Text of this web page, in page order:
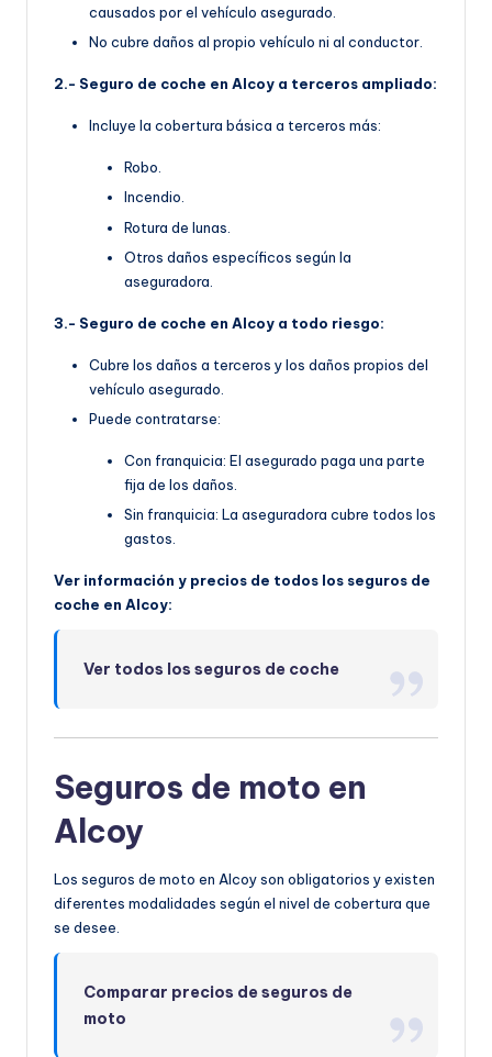
causados por el vehículo asegurado.
No cubre daños al propio vehículo ni al conductor.
2.- Seguro de coche en Alcoy a terceros ampliado:
Incluye la cobertura básica a terceros más:
Robo.
Incendio.
Rotura de lunas.
Otros daños específicos según la
aseguradora.
3.- Seguro de coche en Alcoy a todo riesgo:
Cubre los daños a terceros y los daños propios del
vehículo asegurado.
Puede contratarse:
Con franquicia: El asegurado paga una parte
fija de los daños.
Sin franquicia: La aseguradora cubre todos los
gastos.
Ver información y precios de todos los seguros de
coche en Alcoy:
Ver todos los seguros de coche
Seguros de moto en
Alcoy
Los seguros de moto en Alcoy son obligatorios y existen
diferentes modalidades según el nivel de cobertura que
se desee.
Comparar precios de seguros de
moto